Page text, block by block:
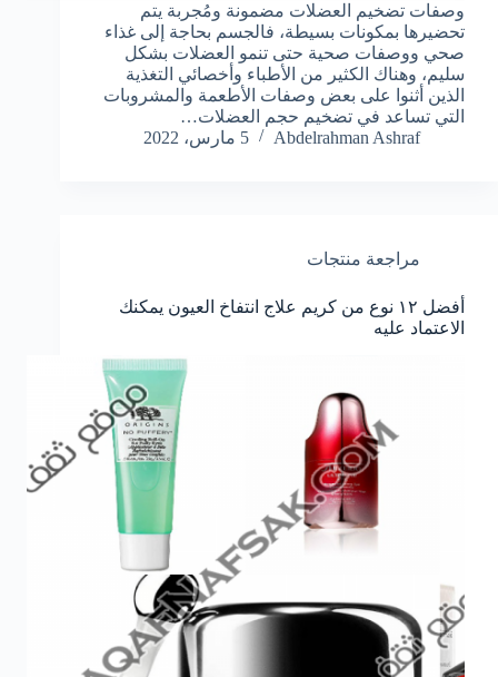
وصفات تضخيم العضلات مضمونة ومُجربة يتم
تحضيرها بمكونات بسيطة، فالجسم بحاجة إلى غذاء
صحي ووصفات صحية حتى تنمو العضلات بشكل
سليم، وهناك الكثير من الأطباء وأخصائي التغذية
الذين أثنوا على بعض وصفات الأطعمة والمشروبات
التي تساعد في تضخيم حجم العضلات…
Abdelrahman Ashraf
5 مارس، 2022
مراجعة منتجات
أفضل ١٢ نوع من كريم علاج انتفاخ العيون يمكنك
الاعتماد عليه